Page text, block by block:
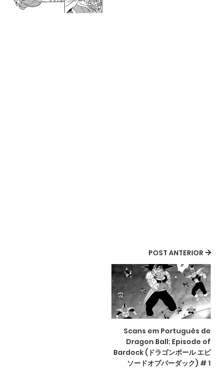
POST ANTERIOR
Scans em Português de
Dragon Ball: Episode of
Bardock (ドラゴンボール エピ
ソードオブバーダック) # 1